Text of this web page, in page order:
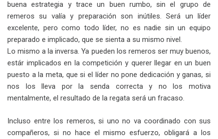
buena estrategia y trace un buen rumbo, sin el grupo de
remeros su valía y preparación son inútiles. Será un líder
excelente, pero como todo líder, no es nadie sin un equipo
preparado e implicado, que se sienta a su mismo nivel.
Lo mismo a la inversa. Ya pueden los remeros ser muy buenos,
estár implicados en la competición y querer llegar en un buen
puesto a la meta, que si el líder no pone dedicación y ganas, si
nos los lleva por la senda correcta y no los motiva
mentalmente, el resultado de la regata será un fracaso.
Incluso entre los remeros, si uno no va coordinado con sus
compañeros, si no hace el mismo esfuerzo, obligará a los